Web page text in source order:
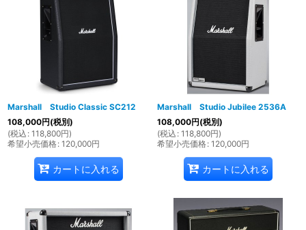
Marshall Studio Classic SC212
108,000円(税別)
(税込 : 118,800円)
希望小売価格: 120,000円
カートに入れる
Marshall Studio Jubilee 2536A
108,000円(税別)
(税込 : 118,800円)
希望小売価格: 120,000円
カートに入れる